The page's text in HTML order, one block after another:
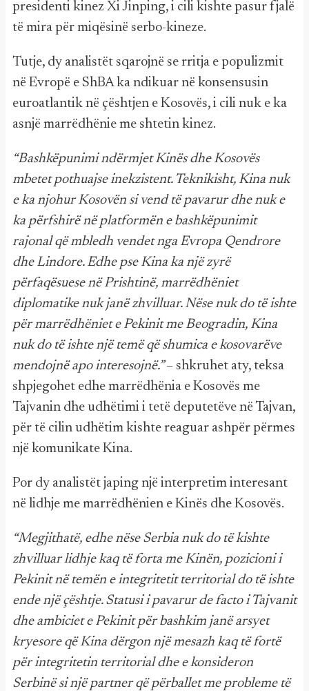
presidenti kinez Xi Jinping, i cili kishte pasur fjalë
të mira për miqësinë serbo-kineze.
Tutje, dy analistët sqarojnë se rritja e populizmit
në Evropë e ShBA ka ndikuar në konsensusin
euroatlantik në çështjen e Kosovës, i cili nuk e ka
asnjë marrëdhënie me shtetin kinez.
“Bashkëpunimi ndërmjet Kinës dhe Kosovës
mbetet pothuajse inekzistent. Teknikisht, Kina nuk
e ka njohur Kosovën si vend të pavarur dhe nuk e
ka përfshirë në platformën e bashkëpunimit
rajonal që mbledh vendet nga Evropa Qendrore
dhe Lindore. Edhe pse Kina ka një zyrë
përfaqësuese në Prishtinë, marrëdhëniet
diplomatike nuk janë zhvilluar. Nëse nuk do të ishte
për marrëdhëniet e Pekinit me Beogradin, Kina
nuk do të ishte një temë që shumica e kosovarëve
mendojnë apo interesojnë.”– shkruhet aty, teksa
shpjegohet edhe marrëdhënia e Kosovës me
Tajvanin dhe udhëtimi i tetë deputetëve në Tajvan,
për të cilin udhëtim kishte reaguar ashpër përmes
një komunikate Kina.
Por dy analistët japing një interpretim interesant
në lidhje me marrëdhënien e Kinës dhe Kosovës.
“Megjithatë, edhe nëse Serbia nuk do të kishte
zhvilluar lidhje kaq të forta me Kinën, pozicioni i
Pekinit në temën e integritetit territorial do të ishte
ende një çështje. Statusi i pavarur de facto i Tajvanit
dhe ambiciet e Pekinit për bashkim janë arsyet
kryesore që Kina dërgon një mesazh kaq të fortë
për integritetin territorial dhe e konsideron
Serbinë si një partner që përballet me probleme të